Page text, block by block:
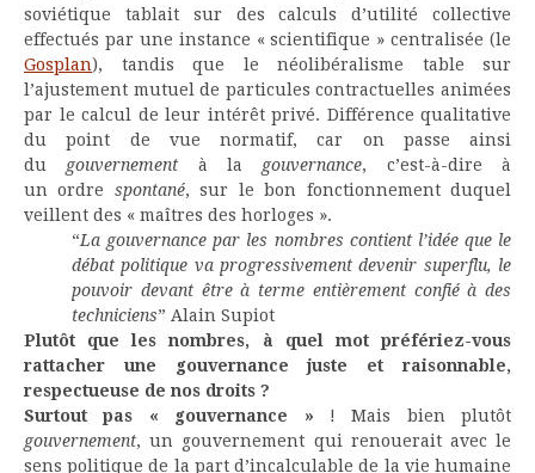
soviétique tablait sur des calculs d’utilité collective
effectués par une instance « scientifique » centralisée (le
Gosplan), tandis que le néolibéralisme table sur
l’ajustement mutuel de particules contractuelles animées
par le calcul de leur intérêt privé. Différence qualitative
du point de vue normatif, car on passe ainsi
du gouvernement à la gouvernance, c’est-à-dire à
un ordre spontané, sur le bon fonctionnement duquel
veillent des « maîtres des horloges ».
“La gouvernance par les nombres contient l’idée que le
débat politique va progressivement devenir superflu, le
pouvoir devant être à terme entièrement confié à des
techniciens” Alain Supiot
Plutôt que les nombres, à quel mot préfériez-vous
rattacher une gouvernance juste et raisonnable,
respectueuse de nos droits ?
Surtout pas « gouvernance » ! Mais bien plutôt
gouvernement, un gouvernement qui renouerait avec le
sens politique de la part d’incalculable de la vie humaine